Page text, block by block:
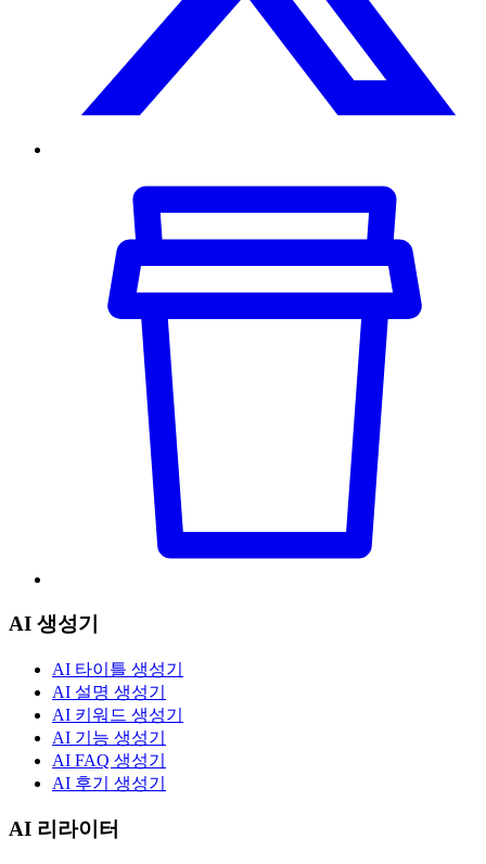
AI 생성기
AI 타이틀 생성기
AI 설명 생성기
AI 키워드 생성기
AI 기능 생성기
AI FAQ 생성기
AI 후기 생성기
AI 리라이터